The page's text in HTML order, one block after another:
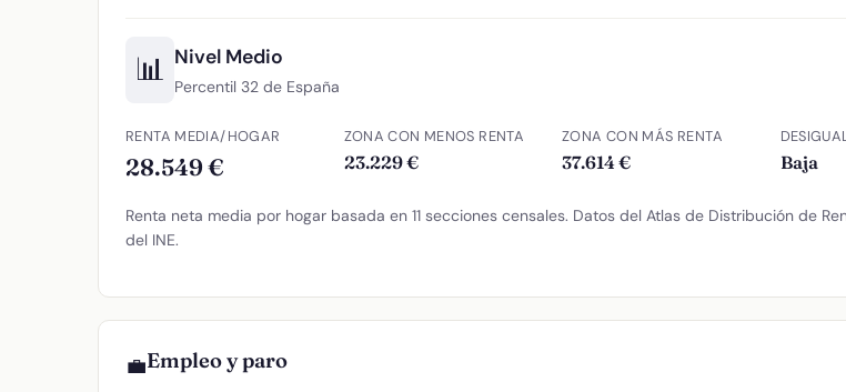
📊 Nivel Medio
Percentil 32 de España
RENTA MEDIA/HOGAR
28.549 €
ZONA CON MENOS RENTA
23.229 €
ZONA CON MÁS RENTA
37.614 € Baja
Renta neta media por hogar basada en 11 secciones censales. Datos del Atlas de Distribución de
del INE.
💼Empleo y paro